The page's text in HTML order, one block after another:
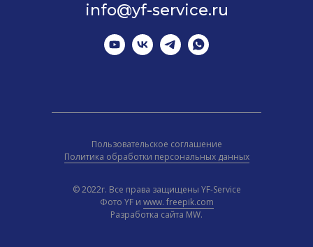
info@yf-service.ru
© 2022г. Все права защищены YF-Service
Фото YF и www. freepik.com
Разработка сайта MW.
Пользовательское соглашение
Политика обработки персональных данных